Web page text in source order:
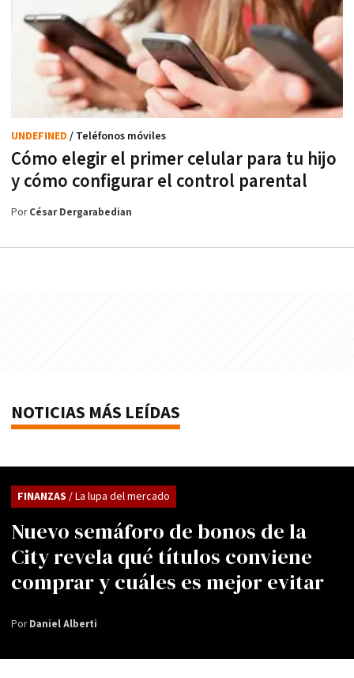
Cómo elegir el primer celular para tu hijo
y cómo configurar el control parental
UNDEFINED / Teléfonos móviles
PorCésar Dergarabedian
NOTICIAS MÁS LEÍDAS
Nuevo semáforo de bonos de la
City revela qué títulos conviene
comprar y cuáles es mejor evitar
FINANZAS / La lupa del mercado
PorDaniel Alberti